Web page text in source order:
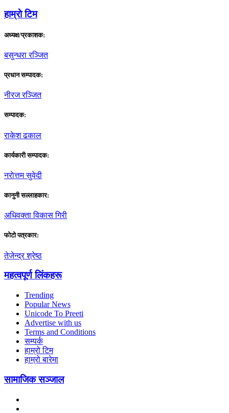
हाम्राे टिम
अध्यक्ष/प्रकाशक:
बसुन्धरा रञ्जित
प्रधान सम्पादक:
नीरज रञ्जित
सम्पादक:
राकेश ढकाल
कार्यकारी सम्पादक:
नराेत्तम सुवेदी
कानुनी सल्लाहकार:
अधिवक्ता विकास गिरी
फाेटाे पत्रकार:
तेजेन्द्र श्रेष्ठ
महत्वपूर्ण लिंकहरू
Trending
Popular News
Unicode To Preeti
Advertise with us
Terms and Conditions
सम्पर्क
हाम्रो टिम
हाम्रो बारेमा
सामाजिक सञ्जाल